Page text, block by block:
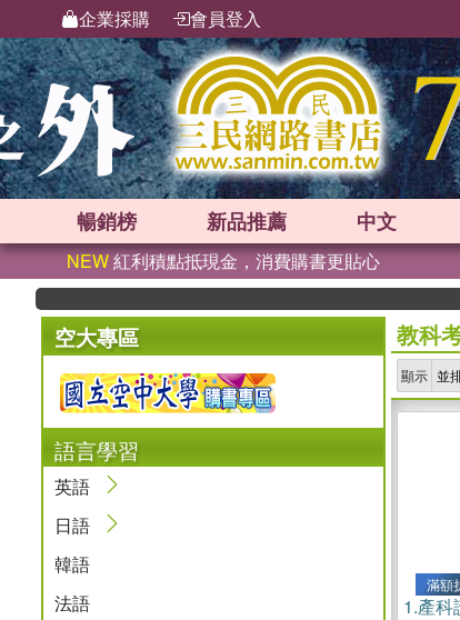
企業採購 會員登入
暢銷榜 新品推薦 中文
NEW紅利積點抵現金，消費購書更貼心
空大專區
語言學習
英語
日語
韓語
法語
教科
顯示
滿額
1.產科